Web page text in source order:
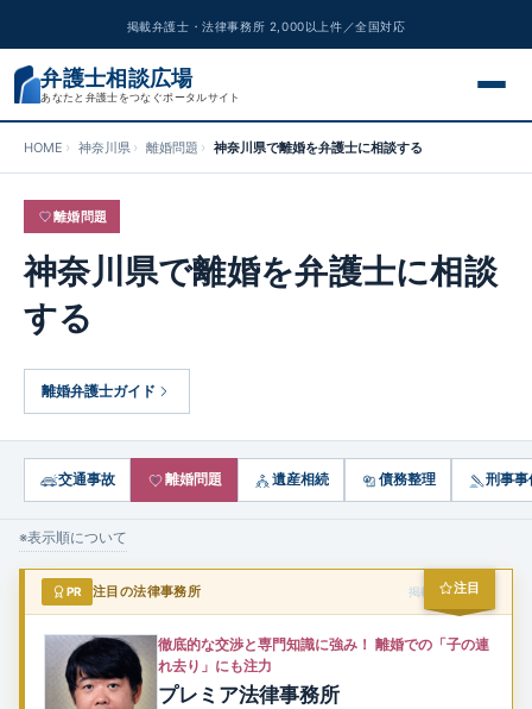
掲載弁護士・法律事務所 2,000以上件／全国対応
弁護士相談広場
あなたと弁護士をつなぐポータルサイト
交通事故
離婚問題
遺産相続
刑事事件
労働問題
企業法務
HOME 神奈川県 離婚問題 神奈川県で離婚を弁護士に相談する
離婚問題
神奈川県で離婚を弁護士に相談
する
離婚弁護士ガイド
交通事故 離婚問題 遺産相続 債務整理 刑事事
※表示順について
注目
PR 注目の法律事務所 掲載スポンサー
徹底的な交渉と専門知識に強み！ 離婚での「子の連
れ去り」にも注力
プレミア法律事務所